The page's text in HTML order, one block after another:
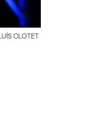
CLOTET